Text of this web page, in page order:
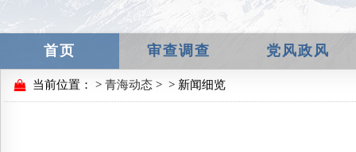
首页 审查调查 党风政风
当前位置： > 青海动态 > > 新闻细览